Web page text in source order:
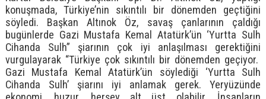
konuşmada, Türkiye’nin sıkıntılı bir dönemden geçtiğini
söyledi. Başkan Altınok Öz, savaş çanlarının çaldığı
bugünlerde Gazi Mustafa Kemal Atatürk’ün ‘Yurtta Sulh
Cihanda Sulh” şiarının çok iyi anlaşılması gerektiğini
vurgulayarak “Türkiye çok sıkıntılı bir dönemden geçiyor.
Gazi Mustafa Kemal Atatürk’ün söylediği ‘Yurtta Sulh
Cihanda Sulh’ şiarını iyi anlamak gerek. Yeryüzünde